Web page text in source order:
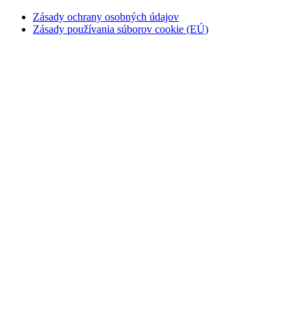
Zásady ochrany osobných údajov
Zásady používania súborov cookie (EÚ)